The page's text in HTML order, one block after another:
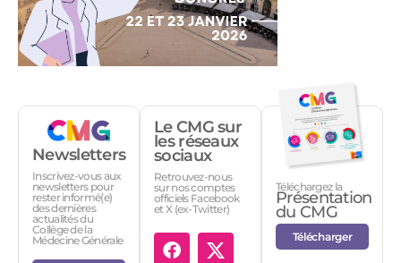
Newsletters
Inscrivez-vous aux
newsletters pour
rester informé(e)
des dernières
actualités du
Collège de la
Médecine Générale
Le CMG sur
les réseaux
sociaux
Retrouvez-nous
sur nos comptes
officiels Facebook
et X (ex-Twitter)
Téléchargez la
Présentation
du CMG
Télécharger